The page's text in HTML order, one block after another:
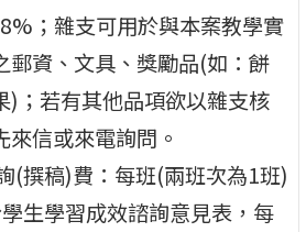
；雜支可用於與本案教學實
郵資、文具、獎勵品(如：餅
)；若有其他品項欲以雜支核
來信或來電詢問。
(撰稿)費：每班(兩班次為1班)
生學習成效諮詢意見表，每